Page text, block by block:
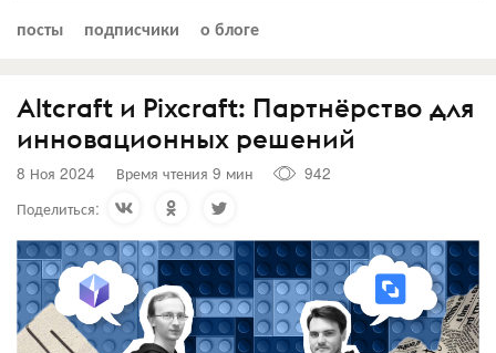
посты подписчики о блоге
Altcraft и Pixcraft: Партнёрство для
инновационных решений
8 Ноя 2024 Время чтения 9 мин
942
Поделиться: